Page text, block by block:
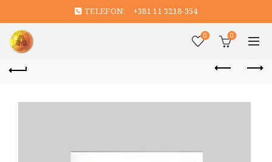
TELEFON: +381 11 3218-354
0 0